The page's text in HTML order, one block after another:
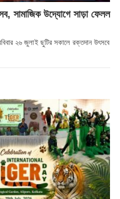
সামাজিক উদ্যোগে সাড়া ফেলল
২৬ জুলাই ছুটির সকালে রক্তদান উৎসবে